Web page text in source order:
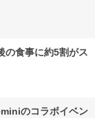
の食事に約5割がス
のコラボイベン